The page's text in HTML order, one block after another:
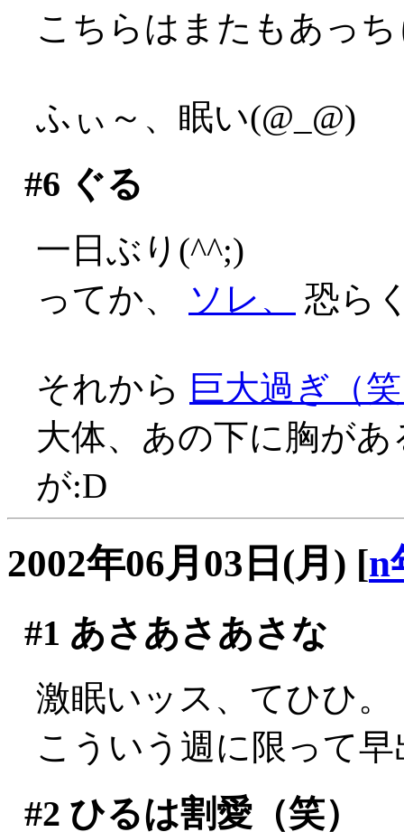
こちらはまたもあっ
ふぃ～、眠い(@_@)
#6 ぐる
一日ぶり(^^;)
ってか、
ソレ、 恐ら
それから 巨大過ぎ（
大体、あの下に胸が
が:D
2002年06月03日(月) [n
#1 あさあさあさな
激眠いッス、てひひ。
こういう週に限って
#2 ひるは割愛（笑）